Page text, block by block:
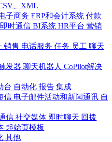
、XML
子商务 ERP和会计系统 付款
即时通信 BI系统 HR平台 营销
销售 电话服务 任务 员工 聊天
发器 聊天机器人 CoPilot解决
台 自动化 报告 集成
信 电子邮件活动和新闻通讯 自
信 社交媒体 即时聊天 回拨
起始页模板
其他